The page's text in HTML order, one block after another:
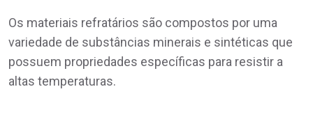
Os materiais refratários são compostos por uma
variedade de substâncias minerais e sintéticas que
possuem propriedades específicas para resistir a
altas temperaturas.